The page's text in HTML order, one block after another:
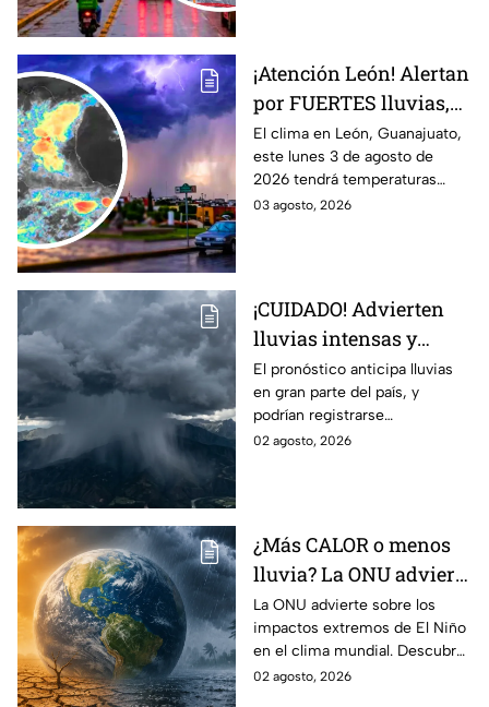
¡Atención León! Alertan
por FUERTES lluvias,
tormentas y posible
granizo en Guanajuato
HOY lunes: HORA
EXACTA
El clima en León, Guanajuato,
este lunes 3 de agosto de
2026 tendrá temperaturas
cálidas, posibles lluvias
03 agosto, 2026
¡CUIDADO! Advierten
lluvias intensas y
fuertes rachas de
viento en México;
¿cómo afectará a
Guanajuato?
El pronóstico anticipa lluvias
en gran parte del país, y
podrían registrarse
afectaciones por las
02 agosto, 2026
¿Más CALOR o menos
lluvia? La ONU advierte
por los efectos
EXTREMOS de ‘El Niño’
y que cambiarán el
clima en el mundo
La ONU advierte sobre los
impactos extremos de El Niño
en el clima mundial. Descubre
cómo podría cambiar el clima
02 agosto, 2026